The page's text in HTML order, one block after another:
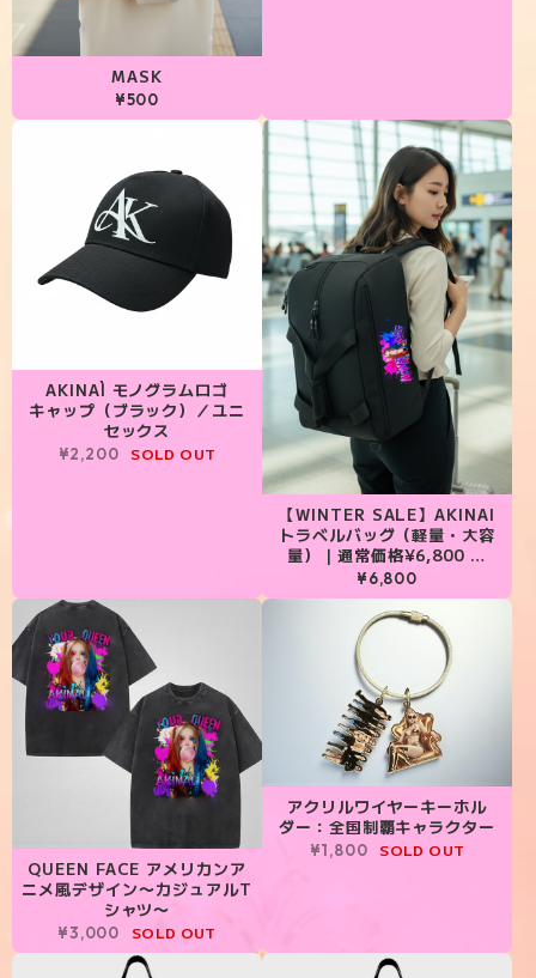
MASK
¥500
AKINAÌ モノグラムロゴ
キャップ（ブラック）／ユニ
セックス
¥2,200 SOLD OUT
【WINTER SALE】AKINAI
トラベルバッグ（軽量・大容
量）｜通常価格¥6,800 →
¥6,500✨
¥6,800
QUEEN FACE アメリカンア
ニメ風デザイン〜カジュアルT
シャツ〜
¥3,000 SOLD OUT
アクリルワイヤーキーホル
ダー：全国制覇キャラクター
¥1,800 SOLD OUT